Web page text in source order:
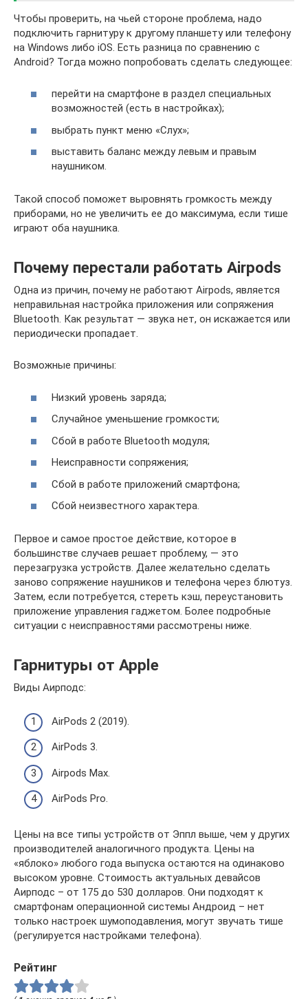
Чтобы проверить, на чьей стороне проблема, надо
подключить гарнитуру к другому планшету или телефону
на Windows либо iOS. Есть разница по сравнению с
Android? Тогда можно попробовать сделать следующее:
перейти на смартфоне в раздел специальных
возможностей (есть в настройках);
выбрать пункт меню «Слух»;
выставить баланс между левым и правым
наушником.
Такой способ поможет выровнять громкость между
приборами, но не увеличить ее до максимума, если тише
играют оба наушника.
Почему перестали работать Airpods
Одна из причин, почему не работают Airpods, является
неправильная настройка приложения или сопряжения
Bluetooth. Как результат — звука нет, он искажается или
периодически пропадает.
Возможные причины:
Низкий уровень заряда;
Случайное уменьшение громкости;
Сбой в работе Bluetooth модуля;
Неисправности сопряжения;
Сбой в работе приложений смартфона;
Сбой неизвестного характера.
Первое и самое простое действие, которое в
большинстве случаев решает проблему, — это
перезагрузка устройств. Далее желательно сделать
заново сопряжение наушников и телефона через блютуз.
Затем, если потребуется, стереть кэш, переустановить
приложение управления гаджетом. Более подробные
ситуации с неисправностями рассмотрены ниже.
Гарнитуры от Apple
Виды Аирподс:
AirPods 2 (2019).
AirPods 3.
Airpods Max.
AirPods Pro.
Цены на все типы устройств от Эппл выше, чем у других
производителей аналогичного продукта. Цены на
«яблоко» любого года выпуска остаются на одинаково
высоком уровне. Стоимость актуальных девайсов
Аирподс – от 175 до 530 долларов. Они подходят к
смартфонам операционной системы Андроид – нет
только настроек шумоподавления, могут звучать тише
(регулируется настройками телефона).
Рейтинг